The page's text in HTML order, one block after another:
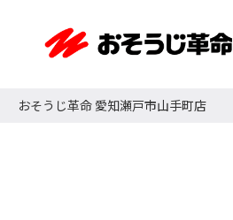
おそうじ革命 愛知瀬戸市山手町店